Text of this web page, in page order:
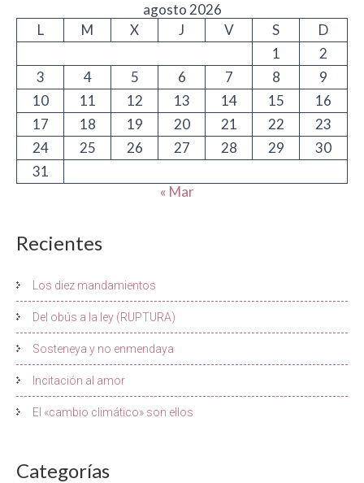
agosto 2026
L
M X J V S
D
1
2
3
4 5 6 7 8
9
10
11 12 13 14 15
16
17
18 19 20 21 22
23
24
25 26 27 28 29
30
31
« Mar
Recientes
Los diez mandamientos
Del obús a la ley (RUPTURA)
Sosteneya y no enmendaya
Incitación al amor
El «cambio climático» son ellos
Categorías